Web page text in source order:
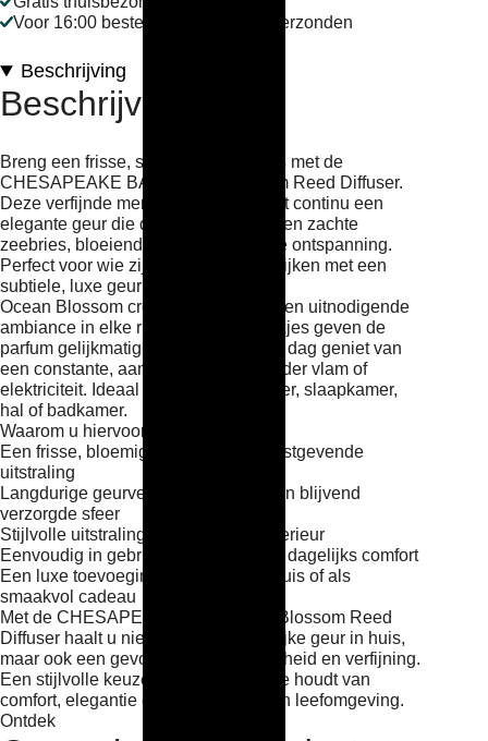
Voor 16:00 besteld, dezelfde dag verzonden
Beschrijving
Beschrijving
Breng een frisse, serene sfeer in huis met de
CHESAPEAKE BAY Ocean Blossom Reed Diffuser.
Deze verfijnde merkparfum verspreidt continu een
elegante geur die doet denken aan een zachte
zeebries, bloeiende bloemen en pure ontspanning.
Perfect voor wie zijn interieur wil verrijken met een
subtiele, luxe geurbeleving.
Ocean Blossom creëert moeiteloos een uitnodigende
ambiance in elke ruimte. De geurstokjes geven de
parfum gelijkmatig af, zodat u dag na dag geniet van
een constante, aangename geur zonder vlam of
elektriciteit. Ideaal voor de woonkamer, slaapkamer,
hal of badkamer.
Waarom u hiervoor kiest:
Een frisse, bloemige geur met een rustgevende
uitstraling
Langdurige geurverspreiding voor een blijvend
verzorgde sfeer
Stijlvolle uitstraling die past in elk interieur
Eenvoudig in gebruik en perfect voor dagelijks comfort
Een luxe toevoeging aan uw eigen huis of als
smaakvol cadeau
Met de CHESAPEAKE BAY Ocean Blossom Reed
Diffuser haalt u niet alleen een heerlijke geur in huis,
maar ook een gevoel van balans, frisheid en verfijning.
Een stijlvolle keuze voor iedereen die houdt van
comfort, elegantie en een ontspannen leefomgeving.
Ontdek